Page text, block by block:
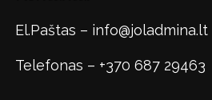
El.Paštas – info@joladmina.lt
Telefonas – +370 687 29463